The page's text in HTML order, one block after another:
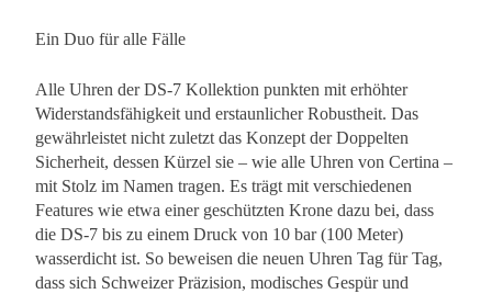
Ein Duo für alle Fälle
Alle Uhren der DS-7 Kollektion punkten mit erhöhter
Widerstandsfähigkeit und erstaunlicher Robustheit. Das
gewährleistet nicht zuletzt das Konzept der Doppelten
Sicherheit, dessen Kürzel sie – wie alle Uhren von Certina –
mit Stolz im Namen tragen. Es trägt mit verschiedenen
Features wie etwa einer geschützten Krone dazu bei, dass
die DS-7 bis zu einem Druck von 10 bar (100 Meter)
wasserdicht ist. So beweisen die neuen Uhren Tag für Tag,
dass sich Schweizer Präzision, modisches Gespür und